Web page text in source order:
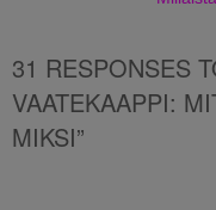
31 RESPONSES
VAATEKAAPPI:
MIKSI”